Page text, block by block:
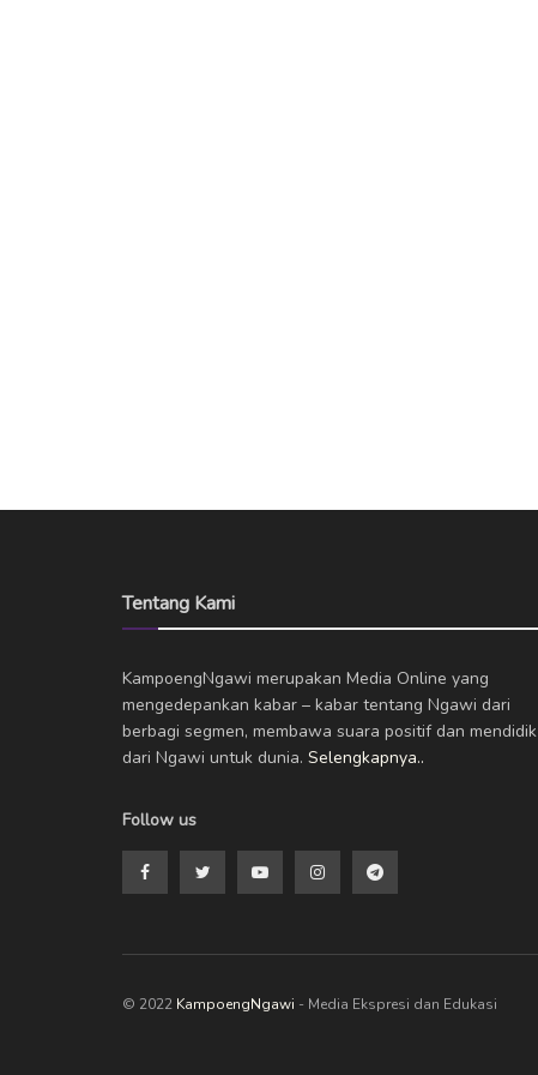
Tentang Kami
KampoengNgawi merupakan Media Online yang
mengedepankan kabar – kabar tentang Ngawi dari
berbagi segmen, membawa suara positif dan mendidik
dari Ngawi untuk dunia. Selengkapnya..
Follow us
© 2022 KampoengNgawi - Media Ekspresi dan Edukasi